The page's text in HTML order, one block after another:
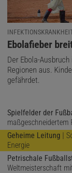
:
Ebolafieber
Der Ebola-
Regionen aus.
gefährdet.
Spielfelder der
maßgeschneidertem
Geheime Leitung |
Energie
Petrischale
Weltmeisterschaft